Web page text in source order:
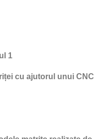
1
cu ajutorul unui CNC